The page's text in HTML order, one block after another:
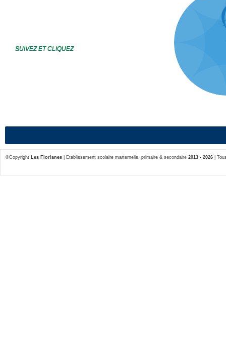
SUIVEZ ET CLIQUEZ
©Copyright Les Florianes | Etablissement scolaire marternelle, primaire & secondaire 2013 - 2026 |